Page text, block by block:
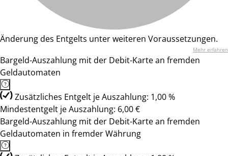
Änderung des Entgelts unter weiteren Voraussetzungen.
Mehr erfahren
Bargeld-Auszahlung mit der Debit-Karte an fremden
Geldautomaten
Zusätzliches Entgelt je Auszahlung: 1,00 %
Mindestentgelt je Auszahlung: 6,00 €
Bargeld-Auszahlung mit der Debit-Karte an fremden
Geldautomaten in fremder Währung